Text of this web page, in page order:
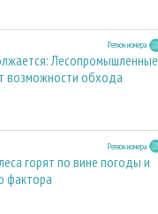
Регион номера
Лесопромышленные
возможности обхода
Регион номера
горят по вине погоды и
фактора